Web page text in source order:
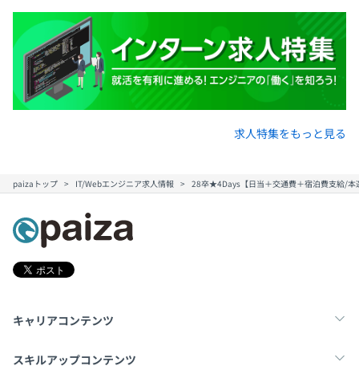
求人特集をもっと見る
paizaトップ IT/Webエンジニア求人情報 28卒★4Days【日当＋交通費＋宿泊費支給/本
キャリアコンテンツ
転職・キャリア
スキルアップコンテンツ